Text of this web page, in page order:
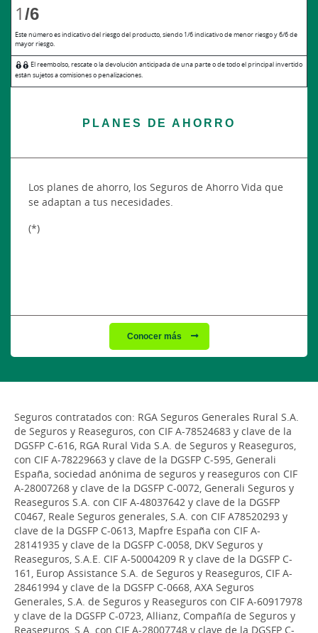
1/6
Este número es indicativo del riesgo del producto, siendo 1/6 indicativo de menor riesgo y 6/6 de
mayor riesgo.
El reembolso, rescate o la devolución anticipada de una parte o de todo el principal invertido
están sujetos a comisiones o penalizaciones.
PLANES DE AHORRO
Los planes de ahorro, los Seguros de Ahorro Vida que
se adaptan a tus necesidades.
(*)
Conocer más
Seguros contratados con: RGA Seguros Generales Rural S.A.
de Seguros y Reaseguros, con CIF A-78524683 y clave de la
DGSFP C-616, RGA Rural Vida S.A. de Seguros y Reaseguros,
con CIF A-78229663 y clave de la DGSFP C-595, Generali
España, sociedad anónima de seguros y reaseguros con CIF
A-28007268 y clave de la DGSFP C-0072, Generali Seguros y
Reaseguros S.A. con CIF A-48037642 y clave de la DGSFP
C0467, Reale Seguros generales, S.A. con CIF A78520293 y
clave de la DGSFP C-0613, Mapfre España con CIF A-
28141935 y clave de la DGSFP C-0058, DKV Seguros y
Reaseguros, S.A.E. CIF A-50004209 R y clave de la DGSFP C-
161, Europ Assistance S.A. de Seguros y Reaseguros, CIF A-
28461994 y clave de la DGSFP C-0668, AXA Seguros
Generales, S.A. de Seguros y Reaseguros con CIF A-60917978
y clave de la DGSFP C-0723, Allianz, Compañía de Seguros y
Reaseguros, S.A. con CIF A-28007748 y clave de la DGSFP C-